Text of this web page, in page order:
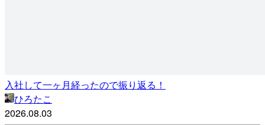
入社して一ヶ月経ったので振り返る！
ひろたこ
2026.08.03